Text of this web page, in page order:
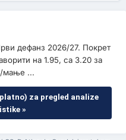
дефанз 2026/27. Покрет
на 1.95, са 3.20 за
мање ...
za pregled analize
»